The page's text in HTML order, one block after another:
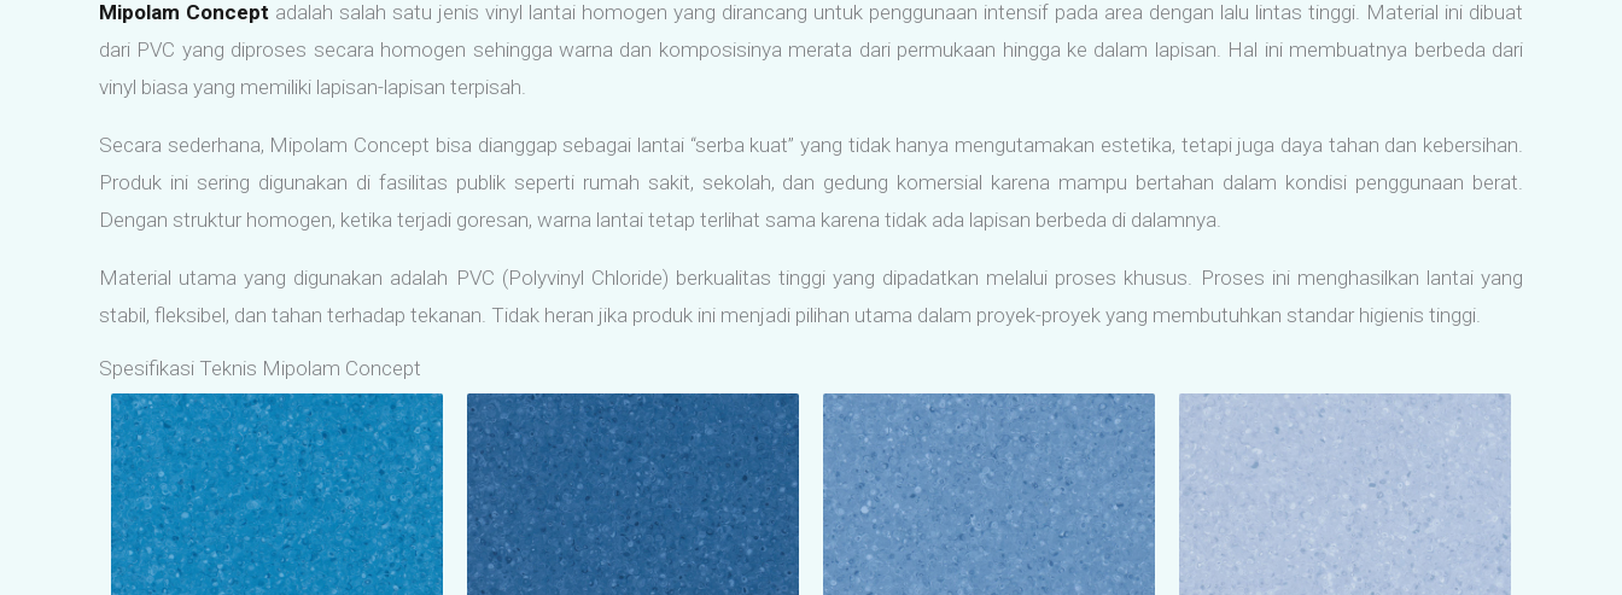
Mipolam Concept adalah salah satu jenis vinyl lantai homogen yang dirancang untuk penggunaan intensif pada area dengan lalu lintas tinggi. Material ini dibuat
dari PVC yang diproses secara homogen sehingga warna dan komposisinya merata dari permukaan hingga ke dalam lapisan. Hal ini membuatnya berbeda dari
vinyl biasa yang memiliki lapisan-lapisan terpisah.
Secara sederhana, Mipolam Concept bisa dianggap sebagai lantai “serba kuat” yang tidak hanya mengutamakan estetika, tetapi juga daya tahan dan kebersihan.
Produk ini sering digunakan di fasilitas publik seperti rumah sakit, sekolah, dan gedung komersial karena mampu bertahan dalam kondisi penggunaan berat.
Dengan struktur homogen, ketika terjadi goresan, warna lantai tetap terlihat sama karena tidak ada lapisan berbeda di dalamnya.
Material utama yang digunakan adalah PVC (Polyvinyl Chloride) berkualitas tinggi yang dipadatkan melalui proses khusus. Proses ini menghasilkan lantai yang
stabil, fleksibel, dan tahan terhadap tekanan. Tidak heran jika produk ini menjadi pilihan utama dalam proyek-proyek yang membutuhkan standar higienis tinggi.
Spesifikasi Teknis Mipolam Concept